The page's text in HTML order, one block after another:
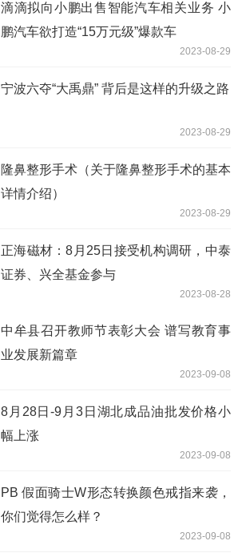
滴滴拟向小鹏出售智能汽车相关业务 小
鹏汽车欲打造“15万元级”爆款车
2023-08-29
宁波六夺“大禹鼎” 背后是这样的升级之路
2023-08-29
隆鼻整形手术（关于隆鼻整形手术的基本
详情介绍）
2023-08-29
正海磁材：8月25日接受机构调研，中泰
证券、兴全基金参与
2023-08-28
中牟县召开教师节表彰大会 谱写教育事
业发展新篇章
2023-09-08
8月28日-9月3日湖北成品油批发价格小
幅上涨
2023-09-08
PB 假面骑士W形态转换颜色戒指来袭，
你们觉得怎么样？
2023-09-08